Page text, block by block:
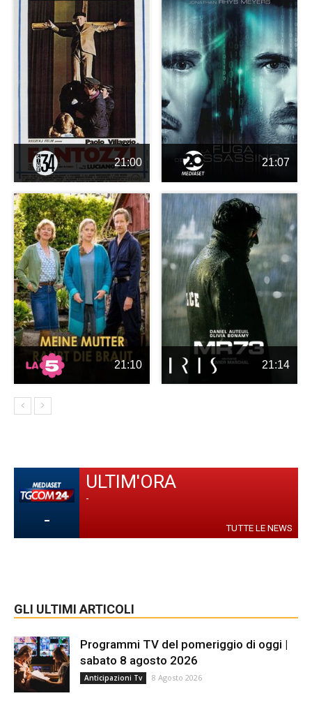
21:00 21:07
21:10 21:14
-
ULTIM'ORA
-
TUTTE LE NEWS
GLI ULTIMI ARTICOLI
Programmi TV del pomeriggio di oggi |
sabato 8 agosto 2026
Anticipazioni Tv 8 Agosto 2026